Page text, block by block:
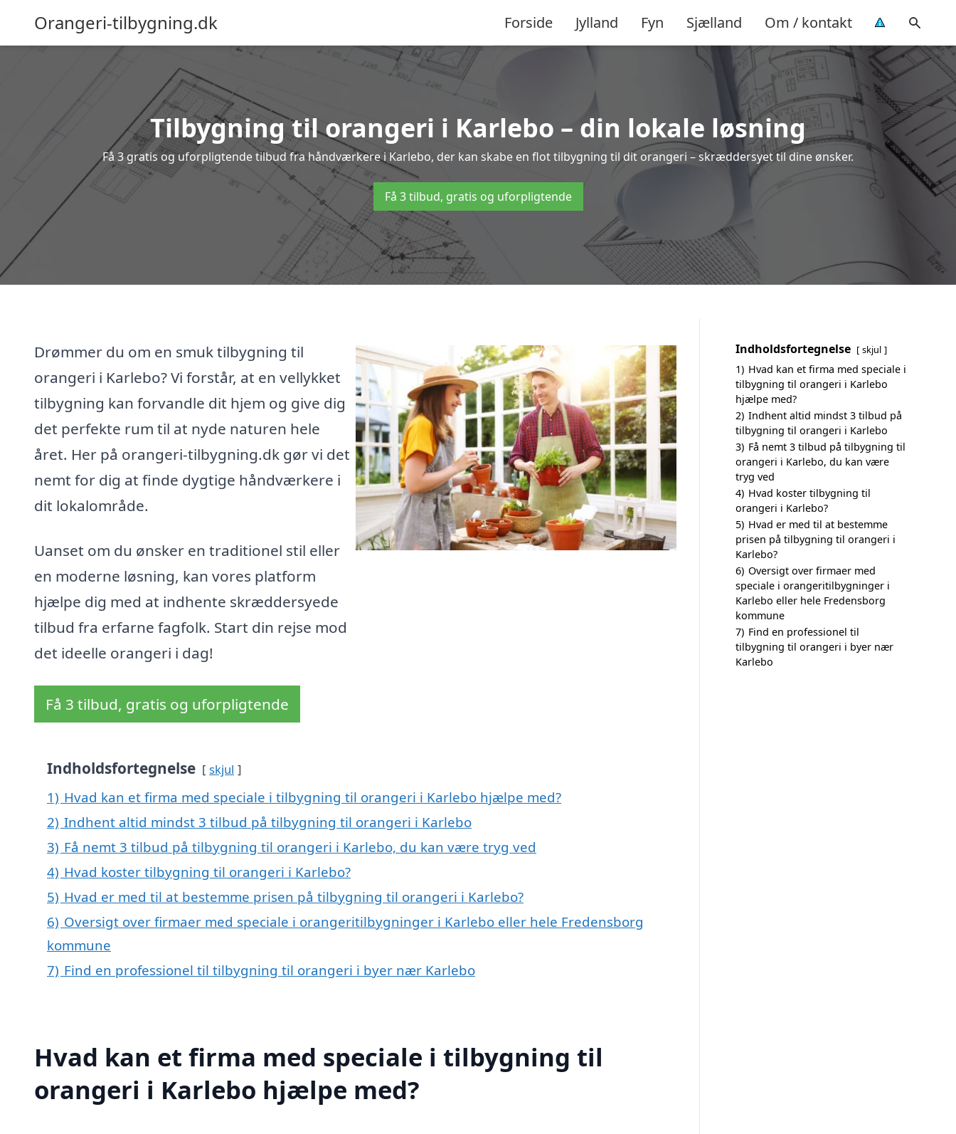
Orangeri-tilbygning.dk Forside Jylland Fyn Sjælland Om / kontakt
Tilbygning til orangeri i Karlebo – din lokale løsning
Få 3 gratis og uforpligtende tilbud fra håndværkere i Karlebo, der kan skabe en flot tilbygning til dit orangeri – skræddersyet til dine ønsker.
Få 3 tilbud, gratis og uforpligtende
Drømmer du om en smuk tilbygning til
orangeri i Karlebo? Vi forstår, at en vellykket
tilbygning kan forvandle dit hjem og give dig
det perfekte rum til at nyde naturen hele
året. Her på orangeri-tilbygning.dk gør vi det
nemt for dig at finde dygtige håndværkere i
dit lokalområde.
Uanset om du ønsker en traditionel stil eller
en moderne løsning, kan vores platform
hjælpe dig med at indhente skræddersyede
tilbud fra erfarne fagfolk. Start din rejse mod
det ideelle orangeri i dag!
Få 3 tilbud, gratis og uforpligtende
Indholdsfortegnelse skjul
1) Hvad kan et firma med speciale i tilbygning til orangeri i Karlebo hjælpe med?
2) Indhent altid mindst 3 tilbud på tilbygning til orangeri i Karlebo
3) Få nemt 3 tilbud på tilbygning til orangeri i Karlebo, du kan være tryg ved
4) Hvad koster tilbygning til orangeri i Karlebo?
5) Hvad er med til at bestemme prisen på tilbygning til orangeri i Karlebo?
6) Oversigt over firmaer med speciale i orangeritilbygninger i Karlebo eller hele Fredensborg
kommune
7) Find en professionel til tilbygning til orangeri i byer nær Karlebo
Hvad kan et firma med speciale i tilbygning til
orangeri i Karlebo hjælpe med?
Indholdsfortegnelse skjul
1) Hvad kan et firma med speciale i
tilbygning til orangeri i Karlebo
hjælpe med?
2) Indhent altid mindst 3 tilbud på
tilbygning til orangeri i Karlebo
3) Få nemt 3 tilbud på tilbygning til
orangeri i Karlebo, du kan være
tryg ved
4) Hvad koster tilbygning til
orangeri i Karlebo?
5) Hvad er med til at bestemme
prisen på tilbygning til orangeri i
Karlebo?
6) Oversigt over firmaer med
speciale i orangeritilbygninger i
Karlebo eller hele Fredensborg
kommune
7) Find en professionel til
tilbygning til orangeri i byer nær
Karlebo